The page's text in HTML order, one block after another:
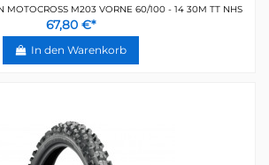
MOTOCROSS M203 VORNE 60/100 - 14 30M TT NHS
67,80 €*
In den Warenkorb